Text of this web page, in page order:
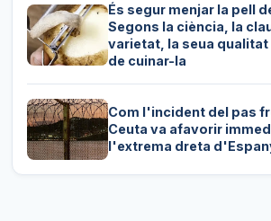
És segur menjar la pell
Segons la ciència, la
varietat, la seua qualitat
de cuinar-la
Com l'incident del pas
Ceuta va afavorir
l'extrema dreta